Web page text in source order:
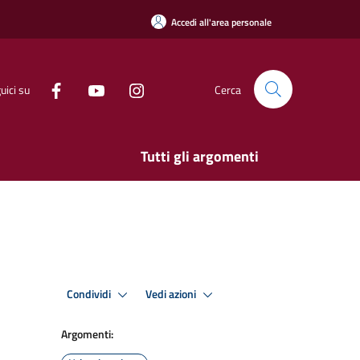
Accedi all'area personale
su Cerca
Tutti gli argomenti
Condividi Vedi azioni
Argomenti: